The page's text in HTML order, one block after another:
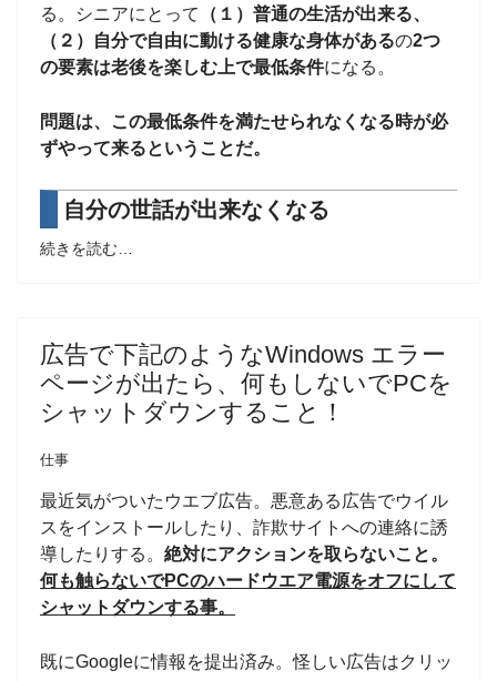
る。シニアにとって
（１）普通の生活が出来る、
（２）自分で自由に動ける健康な身体があるの2つ
の要素は老後を楽しむ上で最低条件になる。
問題は、この最低条件を満たせられなくなる時が必
ずやって来るということだ。
自分の世話が出来なくなる
続きを読む…
広告で下記のようなWindows エラー
ページが出たら、何もしないでPCを
シャットダウンすること！
仕事
最近気がついたウエブ広告。悪意ある広告でウイル
スをインストールしたり、詐欺サイトへの連絡に誘
導したりする。 絶対にアクションを取らないこと。
何も触らないでPCのハードウエア電源をオフにして
シャットダウンする事。
既にGoogleに情報を提出済み。怪しい広告はクリッ